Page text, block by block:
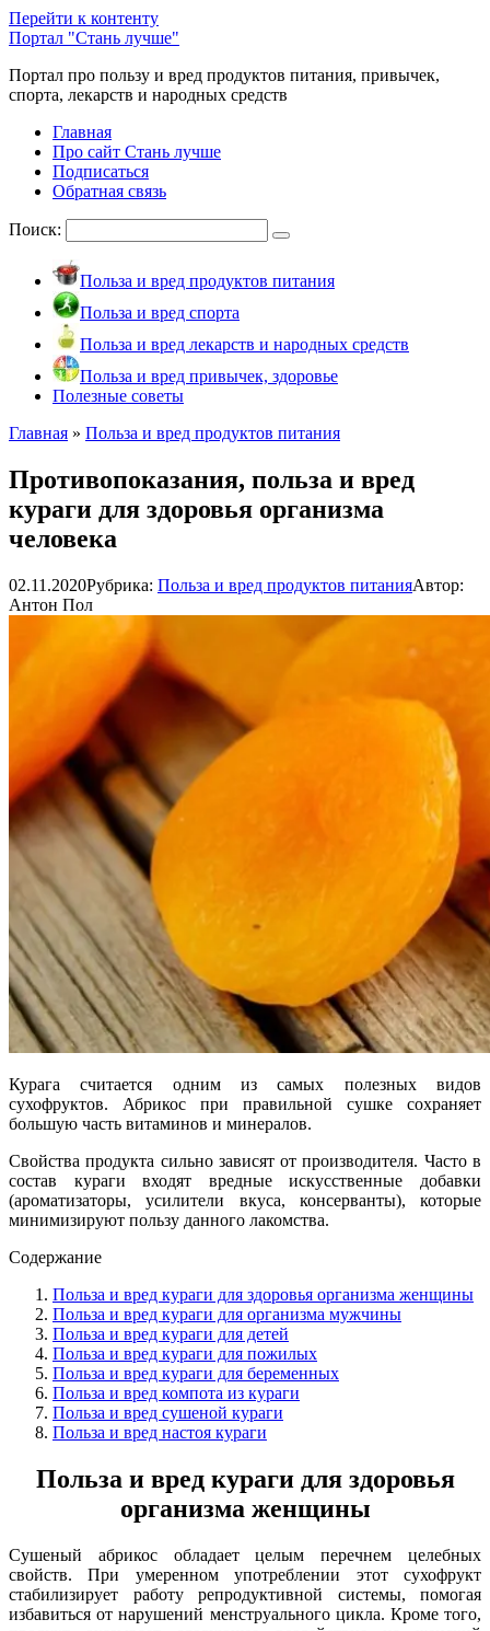
Перейти к контенту
Портал "Стань лучше"
Портал про пользу и вред продуктов питания, привычек,
спорта, лекарств и народных средств
Главная
Про сайт Стань лучше
Подписаться
Обратная связь
Поиск:
Польза и вред продуктов питания
Польза и вред спорта
Польза и вред лекарств и народных средств
Польза и вред привычек, здоровье
Полезные советы
Главная » Польза и вред продуктов питания
Противопоказания, польза и вред
кураги для здоровья организма
человека
02.11.2020Рубрика: Польза и вред продуктов питанияАвтор:
Антон Пол
Курага считается одним из самых полезных видов
сухофруктов. Абрикос при правильной сушке сохраняет
большую часть витаминов и минералов.
Свойства продукта сильно зависят от производителя. Часто в
состав кураги входят вредные искусственные добавки
(ароматизаторы, усилители вкуса, консерванты), которые
минимизируют пользу данного лакомства.
Содержание
Польза и вред кураги для здоровья организма женщины
Польза и вред кураги для организма мужчины
Польза и вред кураги для детей
Польза и вред кураги для пожилых
Польза и вред кураги для беременных
Польза и вред компота из кураги
Польза и вред сушеной кураги
Польза и вред настоя кураги
Польза и вред кураги для здоровья
организма женщины
Сушеный абрикос обладает целым перечнем целебных
свойств. При умеренном употреблении этот сухофрукт
стабилизирует работу репродуктивной системы, помогая
избавиться от нарушений менструального цикла. Кроме того,